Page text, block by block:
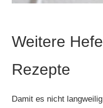
Weitere
Rezepte
Damit es nicht